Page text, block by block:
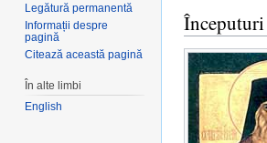
Începuturi
Legătură permanentă
Informații despre
pagină
Citează această pagină
În alte limbi
English